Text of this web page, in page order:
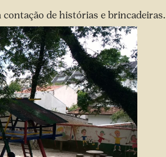
de histórias e brincadeiras.